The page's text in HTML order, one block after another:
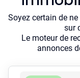
Soyez certain de
sur
Le moteur de
annonces